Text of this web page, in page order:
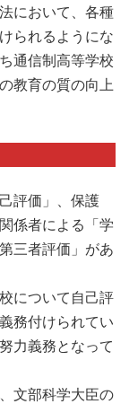
において、各種
られるようにな
通信制高等学校
教育の質の向上
評価」、保護
係者による「学
三者評価」があ
について自己評
務付けられてい
力義務となって
文部科学大臣の